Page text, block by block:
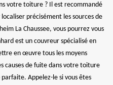
votre toiture ? Il est recommandé
précisément les sources de
La Chaussee, vous pourrez vous
est un couvreur spécialisé en
en œuvre tous les moyens
causes de fuite dans votre toiture
Appelez-le si vous êtes